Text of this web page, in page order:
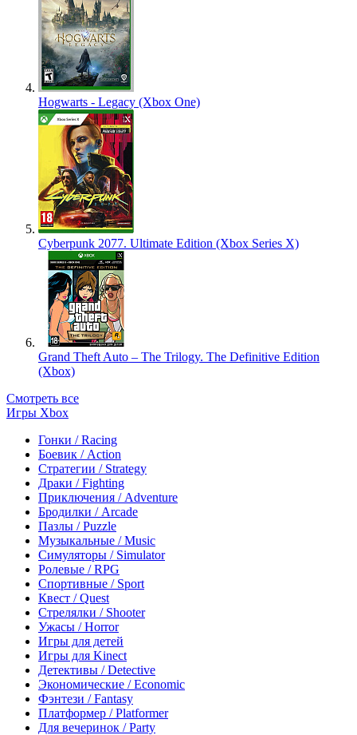
Hogwarts - Legacy (Xbox One)
Cyberpunk 2077. Ultimate Edition (Xbox Series X)
Grand Theft Auto – The Trilogy. The Definitive Edition
(Xbox)
Смотреть все
Игры Xbox
Гонки / Racing
Боевик / Action
Стратегии / Strategy
Драки / Fighting
Приключения / Adventure
Бродилки / Arcade
Пазлы / Puzzle
Музыкальные / Music
Симуляторы / Simulator
Ролевые / RPG
Спортивные / Sport
Квест / Quest
Стрелялки / Shooter
Ужасы / Horror
Игры для детей
Игры для Kinect
Детективы / Detective
Экономические / Economic
Фэнтези / Fantasy
Платформер / Platformer
Для вечеринок / Party